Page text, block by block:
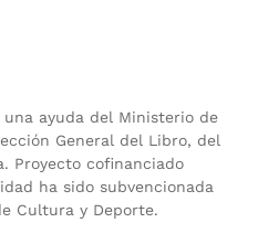
ayuda del Ministerio de
General del Libro, del
Proyecto cofinanciado
ha sido subvencionada
Cultura y Deporte.